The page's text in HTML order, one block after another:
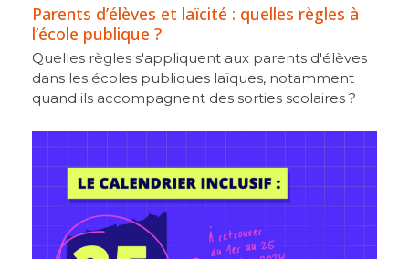
Parents d’élèves et laïcité : quelles règles à
l’école publique ?
Quelles règles s'appliquent aux parents d'élèves
dans les écoles publiques laïques, notamment
quand ils accompagnent des sorties scolaires ?